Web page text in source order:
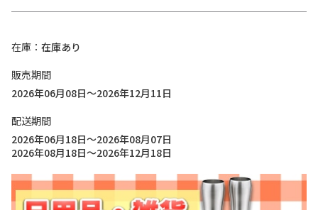
在庫
在庫あり
販売期間
2026年06月08日～2026年12月11日
配送期間
2026年06月18日～2026年08月07日
2026年08月18日～2026年12月18日